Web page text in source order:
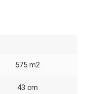
575 m2
43 cm